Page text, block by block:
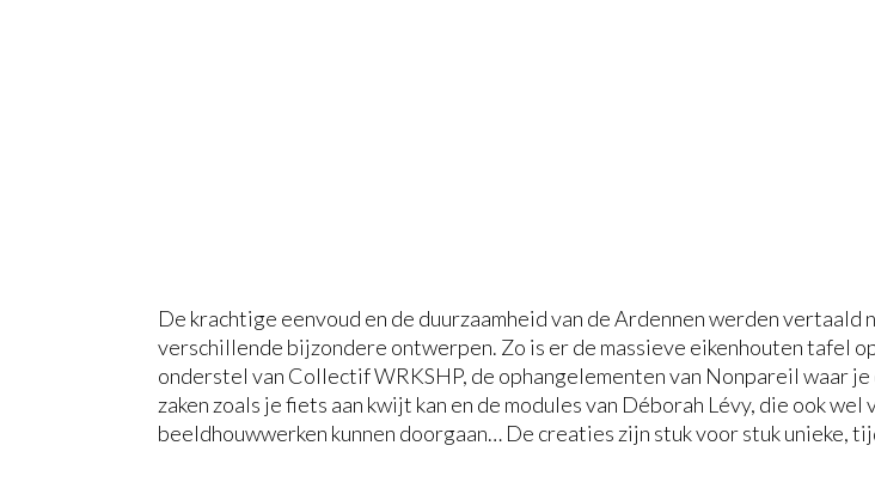
De krachtige eenvoud en de duurzaamheid van de Ardennen werden vertaald
verschillende bijzondere ontwerpen. Zo is er de massieve eikenhouten tafel
onderstel van Collectif WRKSHP, de ophangelementen van Nonpareil waar
zaken zoals je fiets aan kwijt kan en de modules van Déborah Lévy, die ook wel
beeldhouwwerken kunnen doorgaan… De creaties zijn stuk voor stuk unieke,